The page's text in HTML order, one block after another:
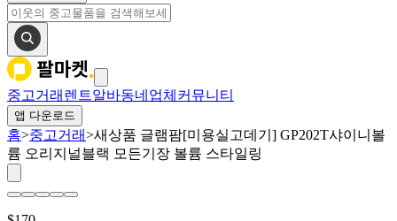
중고거래 렌트알바동네업체 커뮤니티
앱 다운로드
홈>중고거래>새상품 글램팜[미용실고데기] GP202T샤이니볼
륨 오리지널블랙 모든기장 볼륨 스타일링